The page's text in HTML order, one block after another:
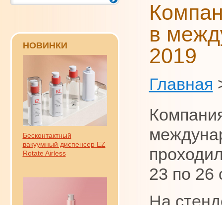
НОВИНКИ
Бесконтактный
вакуумный диспенсер EZ
Rotate Airless
в
2019
Главная
23 по 26
На